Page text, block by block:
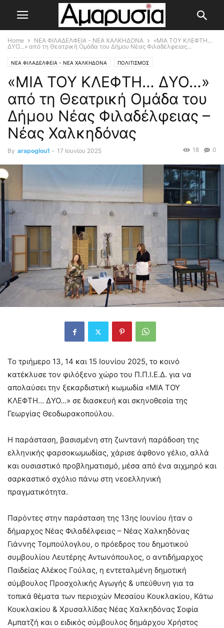
Home ΝΕΑ ΦΙΛΑΔΕΛΦΕΙΑ - ΝΕΑ ΧΑΛΚΗΔΟΝΑ
«ΜΙΑ ΤΟΥ ΚΛΕΦΤΗ…
ΔΥΟ…» από τη Θεατρική Ομάδα του Δήμου Νέας Φιλαδέλφειας...
ΝΕΑ ΦΙΛΑΔΕΛΦΕΙΑ - ΝΕΑ ΧΑΛΚΗΔΟΝΑ ΠΟΛΙΤΙΣΜΟΣ
«ΜΙΑ ΤΟΥ ΚΛΕΦΤΗ… ΔΥΟ…»
από τη Θεατρική Ομάδα του
Δήμου Νέας Φιλαδέλφειας –
Νέας Χαλκηδόνας
By arapoglou1 - 17 Ιουνίου 2025 0
18
Το τριήμερο 13, 14 και 15 Ιουνίου 2025, το κοινό
κατέκλυσε τον φιλόξενο χώρο του Π.Π.Ι.Ε.Δ. για να
απολαύσει την ξεκαρδιστική κωμωδία «ΜΙΑ ΤΟΥ
ΚΛΕΦΤΗ… ΔΥΟ…» σε διασκευή και σκηνοθεσία της
Γεωργίας Θεοδωρακοπούλου.
Η παράσταση, βασισμένη στη ζωντανή παράδοση της
ελληνικής φαρσοκωμωδίας, χάρισε άφθονο γέλιο, αλλά
και ουσιαστικό προβληματισμό, μέσα από ένα αιχμηρό και
σαρκαστικό σχόλιο πάνω στη νεοελληνική
πραγματικότητα.
Παρόντες στην παράσταση της 13ης Ιουνίου ήταν ο
δήμαρχος Νέας Φιλαδέλφειας – Νέας Χαλκηδόνας
Γιάννης Τομπούλογλου, ο πρόεδρος του δημοτικού
συμβουλίου Λευτέρης Αντωνόπουλος, ο αντιδήμαρχος
Παιδείας Αλέκος Γούλας, η εντεταλμένη δημοτική
σύμβουλος Προσχολικής Αγωγής & υπεύθυνη για τα
τοπικά θέματα των περιοχών Μεσαίου Κουκλακίου, Κάτω
Κουκλακίου & Χρυσαλλίδας Νέας Χαλκηδόνας Σοφία
Αμπατζή και ο ειδικός σύμβουλος δημάρχου Χρήστος